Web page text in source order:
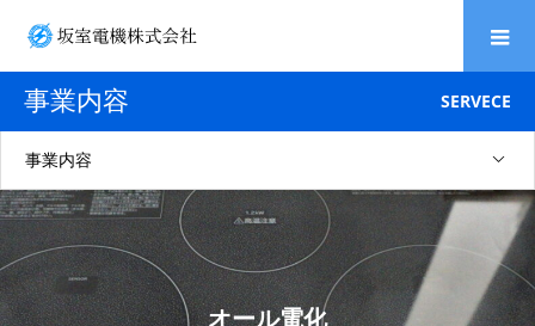
事業内容 SERVECE
事業内容
オール電化